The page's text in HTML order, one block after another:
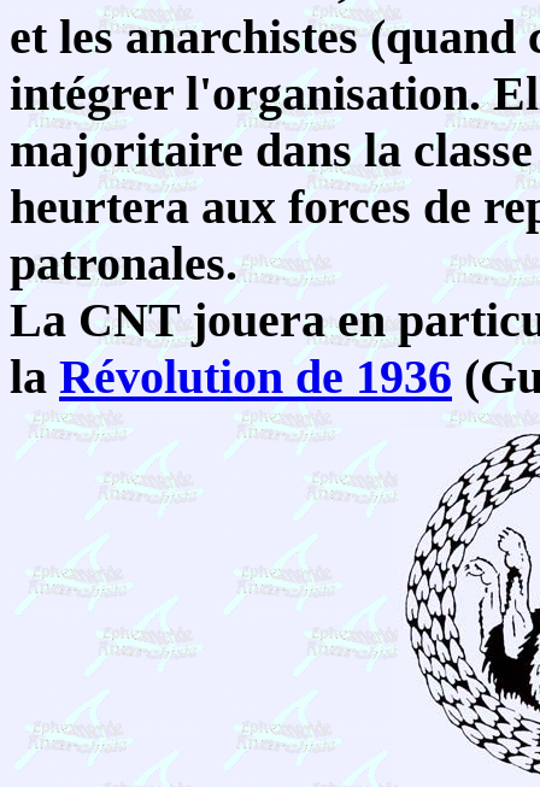
et les anarchistes (quand
intégrer l'organisation.
majoritaire dans la
heurtera aux forces de
patronales.
La CNT jouera en
la Révolution de 1936